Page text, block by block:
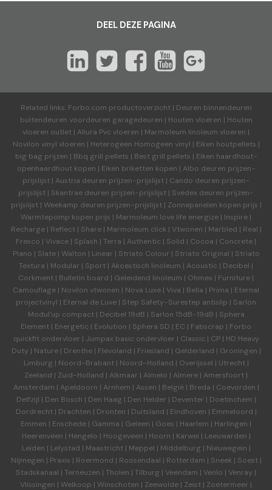
DEEL DEZE PAGINA
Related links: Forbo.com productoverzicht| Deuren binnendeuren
buitendeuren voordeuren garagedeuren | Houten vloeren | Houten
vloeren outlet | Allura Pvc vloeren | Marmoleum linoleum vloeren |
Novilon vinyl vloeren | Heterogeen Homogeen vinyl | Eiken houtpellets |
big bag prijzen | Bbq grill pellets | Best grill pellets | Eiken haardhout-
openhaardhout kopen | Eiken briketten kopen | Albo deuren prijzen-
prijslijst | Austria deuren prijzen-prijslijst | Cando deuren prijzen-
prijslijst | Skantrae deuren prijzen-prijslijst | Svedex deuren prijzen-
prijslijst| Weekamp deuren prijzen-prijslijst| Zonnepanelen kopen prijs |
Warmtepomp kopen prijs | Marmoleum love life energize | Inspire |
Recharge| Reflect| Share| Marmoleum click| Vtwonen | Marbled | Real |
Fresco | Vivace | Splash | Terra | Authentic | Solid | Cocoa | Concrete |
Piano | Slate| Walton | Linear | Striato Colour | Striato Original | Striato
Textura | Modular | Sport | Akoestisch linoleum | Acoustic | Decibel |
Corkment | Bulletin board | Geleidend linoleum | Ohmex | Furniture |
Camouflage | Novilon vtwonen | Nova Luxe | Viva | Bella | Prima | Eternal
projectvinyl | Eternal de Luxe | Step Safety-Surestep antislip | Sarlon
Modul'up compact| Decibel 19dB | Sarlon 15dB-19dB | Sphera
Element | Energetic | Evolution | Sphera SD | EC | Fabscrap | Forbo
quickfit ondervloer | Jumpax basic ondervloer | Classic | CP| HD Heavy
Duty | Nature| Drenthe| Flevoland | Friesland | Gelderland | Groningen |
Limburg | Noord-Brabant| Noord-Holland | Overijssel | Utrecht|
Zeeland | Zuid-Holland | Alkmaar | Almelo | Almere | Amersfoort |
Amsterdam | Apeldoorn | Arnhem | Assen | België| Breda | Coevorden |
Delfzijl | Den Bosch | Den Haag | Den Helder | Deventer | Doetinchem |
Dordrecht| Drachten | Dronten | Duitsland | Eindhoven | Emmeloord |
Emmen | Enschede | Gamma | Geleen | Goes | Haarlem | Harlingen |
Heerenveen | Hengelo | Hoogeveen | Hoorn | Karwei | Leeuwarden |
Leiden | Lelystad | Maastricht| Meppel | Middelburg | Nieuwegein |
Nijmegen | Praxis | Roermond | Roosendaal | Rotterdam | Sneek| Soest|
Stadskanaal | Terneuzen | Tholen | Tilburg | Veendam | Venlo | Venray |
Vlissingen | Welkoop | Winschoten | Zeewolde | Zeist | Zoetermeer |